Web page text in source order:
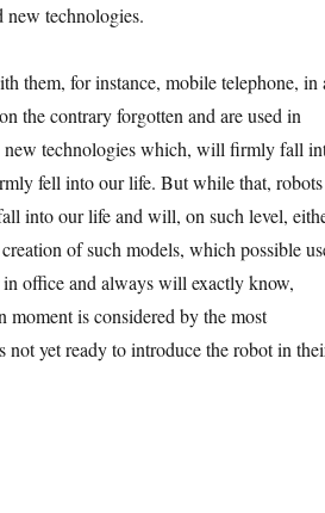
new technologies.
them, for instance, mobile telephone, in
the contrary forgotten and are used in
new technologies which, will firmly fall
fell into our life. But while that, robots
into our life and will, on such level,
of such models, which possible
office and always will exactly know,
is considered by the most
not yet ready to introduce the robot in